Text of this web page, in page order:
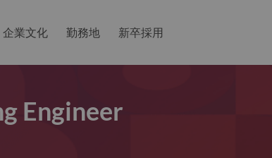
企業文化 勤務地 新卒採用
Engineer